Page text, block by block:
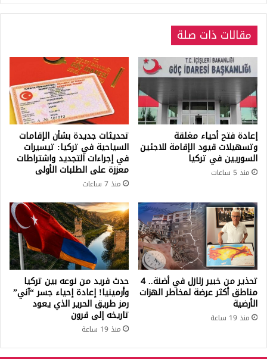
اوغلو
مقالات ذات صلة
إعادة فتح أحياء مغلقة
وتسهيلات قيود الإقامة للاجئين
السوريين في تركيا
منذ 5 ساعات
تحديثات جديدة بشأن الإقامات
السياحية في تركيا: تيسيرات
في إجراءات التجديد واشتراطات
معززة على الطلبات الأولى
منذ 7 ساعات
تحذير من خبير زلازل في أضنة.. 4
مناطق أكثر عرضة لمخاطر الهزات
الأرضية
منذ 19 ساعة
حدث فريد من نوعه بين تركيا
وأرمينيا! إعادة إحياء جسر “آني”
رمز طريق الحرير الذي يعود
تاريخه إلى قرون
منذ 19 ساعة